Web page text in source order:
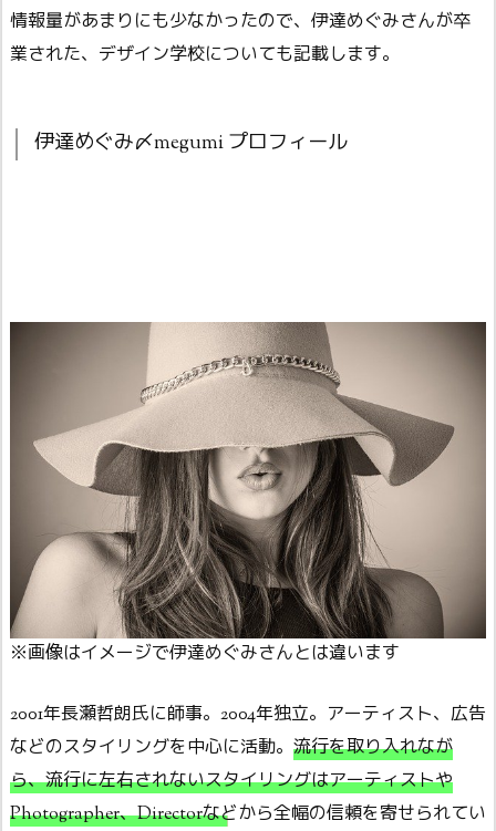
情報量があまりにも少なかったので、伊達めぐみさんが卒
業された、デザイン学校についても記載します。
伊達めぐみ〆megumi プロフィール
※画像はイメージで伊達めぐみさんとは違います
2001年長瀬哲朗氏に師事。2004年独立。アーティスト、広告
などのスタイリングを中心に活動。 流行を取り入れなが
ら、流行に左右されないスタイリングはアーティストや
Photographer、Directorなどから全幅の信頼を寄せられてい